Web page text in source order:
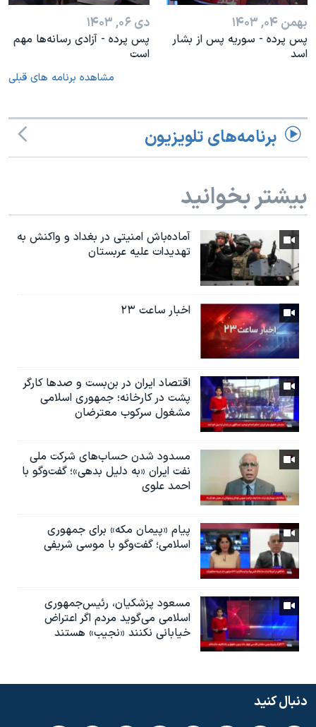
بهمن ۰۴, ۱۴۰۳
پس پرده - سوریه پس از بشار
اسد
دی ۰۶, ۱۴۰۳
پس پرده - آزادی رسانه‌ها مهم
است
مشاهده برنامه های قبلی
برنامه‌های تلویزیون
بیشتر بخوانید
آماده‌باش امنیتی در بغداد و واکنش به
تهدیدات علیه عربستان
اخبار ساعت ۲۳
اقتصاد ایران در بن‌بست و صدها کارگر
پشت در کارخانه؛ جمهوری اسلامی
مشغول سرکوب معترضان
مسدود شدن حساب‌های شرکت ملی
نفت ایران «به دلیل بدهی»؛ گفت‌و‌گو با
احمد علوی
پیام «پیمان مکه» برای جمهوری
اسلامی؛ گفت‌وگو با موسی شریفی
مسعود پزشکیان، رئيس‌جمهوری
اسلامی می‌گوید مردم اگر اعتراض
خیابانی نکنند «نجیب» هستند
دنبال کنید